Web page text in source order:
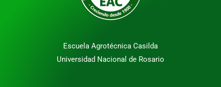
Escuela Agrotécnica Casilda
Universidad Nacional de Rosario